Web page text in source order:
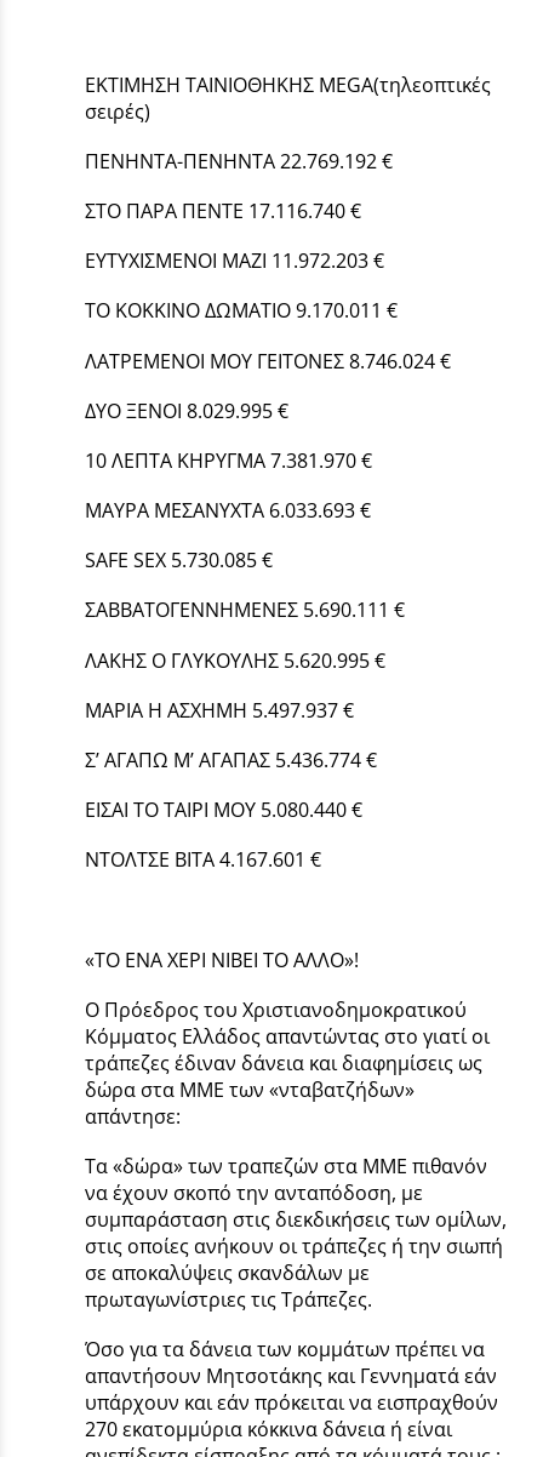
ΕΚΤΙΜΗΣΗ ΤΑΙΝΙΟΘΗΚΗΣ MEGA(τηλεοπτικές
σειρές)
ΠΕΝΗΝΤΑ-ΠΕΝΗΝΤΑ 22.769.192 €
ΣΤΟ ΠΑΡΑ ΠΕΝΤΕ 17.116.740 €
ΕΥΤΥΧΙΣΜΕΝΟΙ ΜΑΖΙ 11.972.203 €
ΤΟ ΚΟΚΚΙΝΟ ΔΩΜΑΤΙΟ 9.170.011 €
ΛΑΤΡΕΜΕΝΟΙ ΜΟΥ ΓΕΙΤΟΝΕΣ 8.746.024 €
ΔΥΟ ΞΕΝΟΙ 8.029.995 €
10 ΛΕΠΤΑ ΚΗΡΥΓΜΑ 7.381.970 €
ΜΑΥΡΑ ΜΕΣΑΝΥΧΤΑ 6.033.693 €
SAFE SEX 5.730.085 €
ΣΑΒΒΑΤΟΓΕΝΝΗΜΕΝΕΣ 5.690.111 €
ΛΑΚΗΣ Ο ΓΛΥΚΟΥΛΗΣ 5.620.995 €
ΜΑΡΙΑ Η ΑΣΧΗΜΗ 5.497.937 €
Σ’ ΑΓΑΠΩ Μ’ ΑΓΑΠΑΣ 5.436.774 €
ΕΙΣΑΙ ΤΟ ΤΑΙΡΙ ΜΟΥ 5.080.440 €
ΝΤΟΛΤΣΕ ΒΙΤΑ 4.167.601 €
«ΤΟ ΕΝΑ ΧΕΡΙ ΝΙΒΕΙ ΤΟ ΑΛΛΟ»!
Ο Πρόεδρος του Χριστιανοδημοκρατικού
Κόμματος Ελλάδος απαντώντας στο γιατί οι
τράπεζες έδιναν δάνεια και διαφημίσεις ως
δώρα στα ΜΜΕ των «νταβατζήδων»
απάντησε:
Τα «δώρα» των τραπεζών στα ΜΜΕ πιθανόν
να έχουν σκοπό την ανταπόδοση, με
συμπαράσταση στις διεκδικήσεις των ομίλων,
στις οποίες ανήκουν οι τράπεζες ή την σιωπή
σε αποκαλύψεις σκανδάλων με
πρωταγωνίστριες τις Τράπεζες.
Όσο για τα δάνεια των κομμάτων πρέπει να
απαντήσουν Μητσοτάκης και Γεννηματά εάν
υπάρχουν και εάν πρόκειται να εισπραχθούν
270 εκατομμύρια κόκκινα δάνεια ή είναι